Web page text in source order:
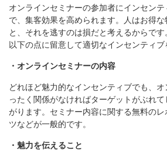
オンラインセミナーの参加者にインセンテ
で、集客効果を高められます。人はお得
と、それを逃すのは損だと考えるからです
以下の点に留意して適切なインセンティブ
・オンラインセミナーの内容
どれほど魅力的なインセンティブでも、
ったく関係がなければターゲットがぶれ
がります。セミナー内容に関する無料の
ツなどが一般的です。
・魅力を伝えること